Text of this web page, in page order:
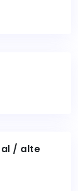
/ alte